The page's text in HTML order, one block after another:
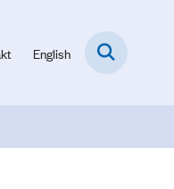
English